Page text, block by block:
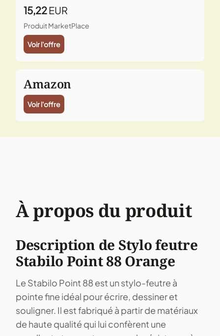
15,22EUR
Produit MarketPlace
Voir l'offre
Amazon
Voir l'offre
À propos du produit
Description de Stylo feutre
Stabilo Point 88 Orange
Le Stabilo Point 88 est un stylo-feutre à
pointe fine idéal pour écrire, dessiner et
souligner. Il est fabriqué à partir de matériaux
de haute qualité qui lui confèrent une